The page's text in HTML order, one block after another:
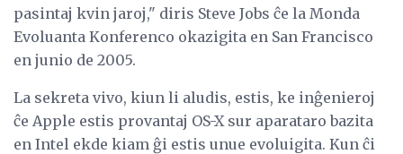
pasintaj kvin jaroj," diris Steve Jobs ĉe la Monda
Evoluanta Konferenco okazigita en San Francisco
en junio de 2005.
La sekreta vivo, kiun li aludis, estis, ke inĝenieroj
ĉe Apple estis provantaj OS-X sur aparataro bazita
en Intel ekde kiam ĝi estis unue evoluigita. Kun ĉi